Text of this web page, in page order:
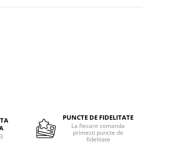
PUNCTE DE FIDELITATE
La fiecare comanda
primesti puncte de
fidelitate